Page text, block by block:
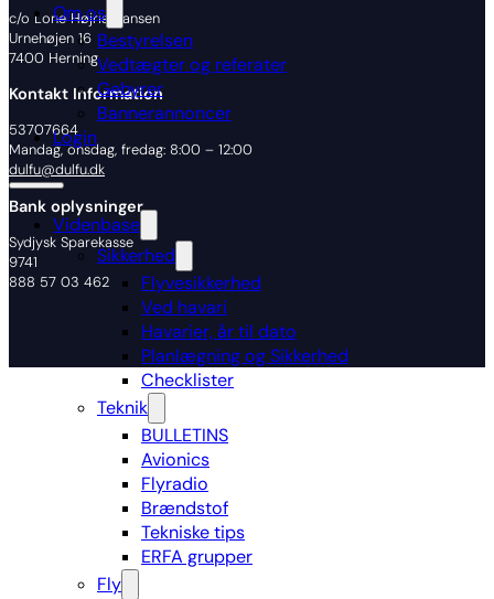
Om os
Bestyrelsen
Vedtægter og referater
Gebyrer
Bannerannoncer
Login
Videnbase
Sikkerhed
Flyvesikkerhed
Ved havari
Havarier, år til dato
Planlægning og Sikkerhed
Checklister
Teknik
BULLETINS
Avionics
Flyradio
Brændstof
Tekniske tips
ERFA grupper
Fly
c/o Lone Højris Hansen
Urnehøjen 16
7400 Herning
Kontakt Information
53707664
Mandag, onsdag, fredag: 8:00 – 12:00
dulfu@dulfu.dk
Bank oplysninger
Sydjysk Sparekasse
9741
888 57 03 462